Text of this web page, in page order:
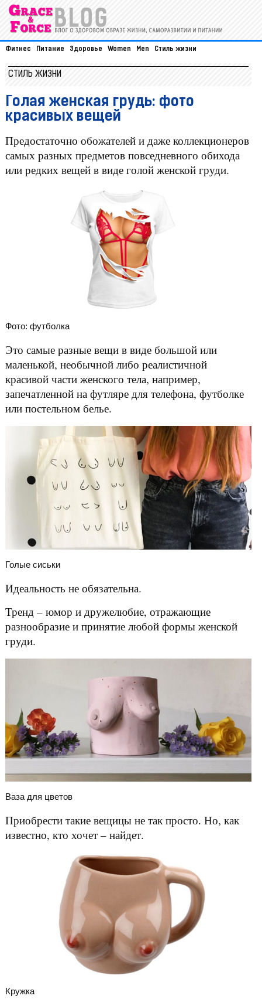
Фитнес Питание Здоровье Women Men Стиль жизни
СТИЛЬ ЖИЗНИ
Голая женская грудь: фото
красивых вещей
Предостаточно обожателей и даже коллекционеров
самых разных предметов повседневного обихода
или редких вещей в виде голой женской груди.
Фото: футболка
Это самые разные вещи в виде большой или
маленькой, необычной либо реалистичной
красивой части женского тела, например,
запечатленной на футляре для телефона, футболке
или постельном белье.
Голые сиськи
Идеальность не обязательна.
Тренд – юмор и дружелюбие, отражающие
разнообразие и принятие любой формы женской
груди.
Ваза для цветов
Приобрести такие вещицы не так просто. Но, как
известно, кто хочет – найдет.
Кружка